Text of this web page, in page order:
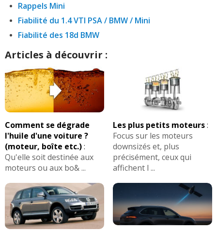
Rappels Mini
Fiabilité du 1.4 VTI PSA / BMW / Mini
Fiabilité des 18d BMW
Articles à découvrir :
Comment se dégrade
l'huile d'une voiture ?
(moteur, boîte etc.):
Qu'elle soit destinée aux
moteurs ou aux bo& ...
Les plus petits moteurs:
Focus sur les moteurs
downsizés et, plus
précisément, ceux qui
affichent l ...